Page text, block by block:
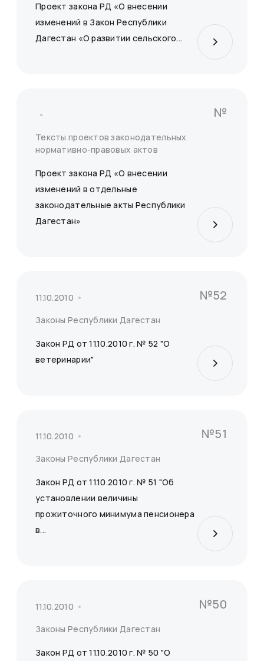
Проект закона РД «О внесении
изменений в Закон Республики
Дагестан «О развитии сельского...
Тексты проектов законодательных
нормативно-правовых актов
№
Проект закона РД «О внесении
изменений в отдельные
законодательные акты Республики
Дагестан»
11.10.2010
Законы Республики Дагестан
№52
Закон РД от 11.10.2010 г. № 52 "О
ветеринарии"
11.10.2010
Законы Республики Дагестан
№51
Закон РД от 11.10.2010 г. № 51 "Об
установлении величины
прожиточного минимума пенсионера
в...
11.10.2010
Законы Республики Дагестан
№50
Закон РД от 11.10.2010 г. № 50 "О